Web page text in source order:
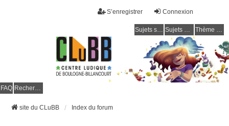
Connexion
S’enregistrer
Sujets sans réponse Sujets actifs Thème clair / foncé
FAQ Rechercher
site du CLuBB Index du forum